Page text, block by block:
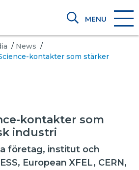
MENU
/ News /
kontakter som stärker
kontakter som
industri
företag, institut och
European XFEL, CERN,